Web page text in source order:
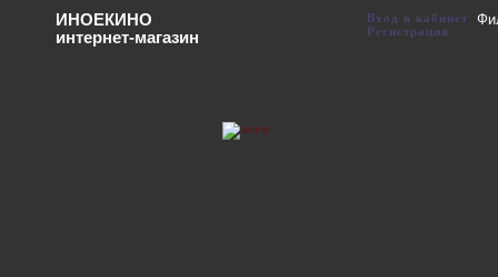
ИНОЕКИНО
интернет-магазин
Вход в кабинет
Регистрация